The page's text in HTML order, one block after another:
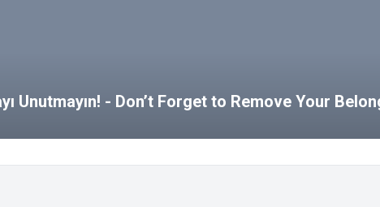
Unutmayın! - Don’t Forget to Remove Your